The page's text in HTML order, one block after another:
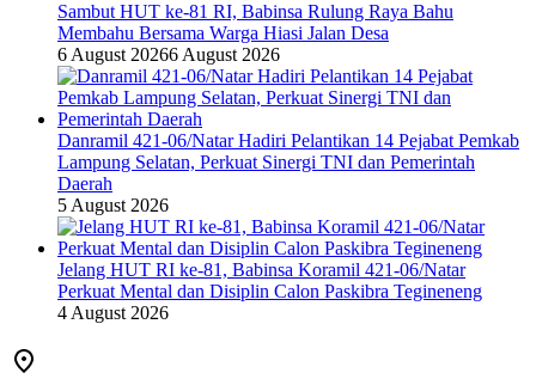
Sambut HUT ke-81 RI, Babinsa Rulung Raya Bahu
Membahu Bersama Warga Hiasi Jalan Desa
6 August 20266 August 2026
Danramil 421-06/Natar Hadiri Pelantikan 14 Pejabat Pemkab
Lampung Selatan, Perkuat Sinergi TNI dan Pemerintah
Daerah
5 August 2026
Jelang HUT RI ke-81, Babinsa Koramil 421-06/Natar
Perkuat Mental dan Disiplin Calon Paskibra Tegineneng
4 August 2026